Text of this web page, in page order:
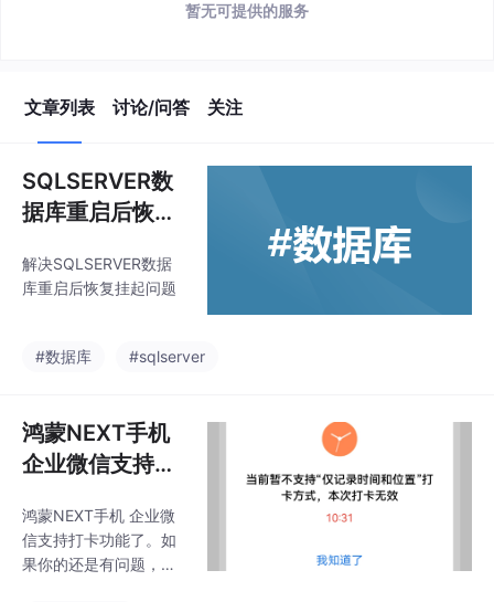
暂无可提供的服务
文章列表 讨论/问答 关注
SQLSERVER数
据库重启后恢复
解决SQLSERVER数据
库重启后恢复挂起问题
#数据库 #sqlserver
鸿蒙NEXT手机
企业微信支持打
鸿蒙NEXT手机 企业微
信支持打卡功能了。如
果你的还是有问题，问